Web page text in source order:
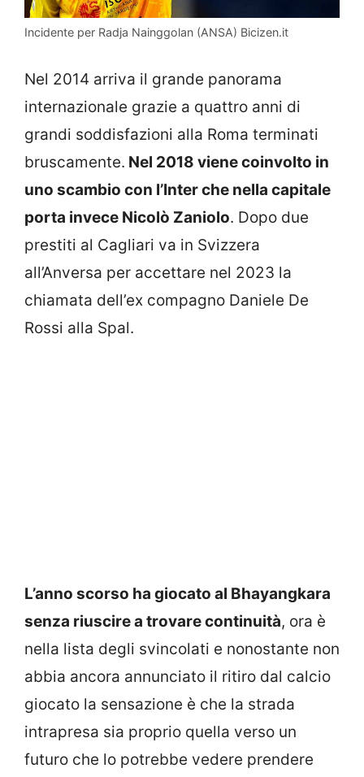
Incidente per Radja Nainggolan (ANSA) Bicizen.it
Nel 2014 arriva il grande panorama
internazionale grazie a quattro anni di
grandi soddisfazioni alla Roma terminati
bruscamente. Nel 2018 viene coinvolto in
uno scambio con l’Inter che nella capitale
porta invece Nicolò Zaniolo. Dopo due
prestiti al Cagliari va in Svizzera
all’Anversa per accettare nel 2023 la
chiamata dell’ex compagno Daniele De
Rossi alla Spal.
L’anno scorso ha giocato al Bhayangkara
senza riuscire a trovare continuità, ora è
nella lista degli svincolati e nonostante non
abbia ancora annunciato il ritiro dal calcio
giocato la sensazione è che la strada
intrapresa sia proprio quella verso un
futuro che lo potrebbe vedere prendere